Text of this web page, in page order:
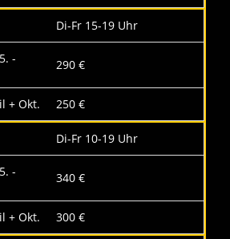
Di-Fr 15-19 Uhr
290 €
250 €
Di-Fr 10-19 Uhr
340 €
300 €